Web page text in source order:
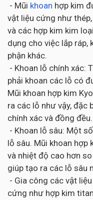
- Mũi khoan hợp kim
vật liệu cứng như
và các hợp kim kim
dụng cho việc lắp ráp,
phận khác.
- Khoan lỗ chính xác:
phải khoan các lỗ có
Mũi khoan hợp kim
ra các lỗ như vậy,
chính xác và đồng đều.
- Khoan lỗ sâu: Một
lỗ sâu. Mũi khoan
và nhiệt độ cao hơn
giúp tạo ra các lỗ sâu
- Gia công các vật
cứng như hợp kim